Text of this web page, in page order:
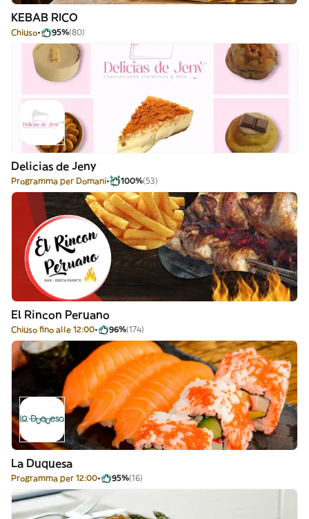
KEBAB RICO
Chiuso 95%(80)
Delicias de Jeny
Programma per Domani 100%(53)
El Rincon Peruano
Chiuso fino alle 12:00 96%(174)
La Duquesa
Programma per 12:00 95%(16)